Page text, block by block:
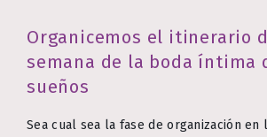
Organicemos el itinerario
semana de la boda íntima
sueños
Sea cual sea la fase de organización en